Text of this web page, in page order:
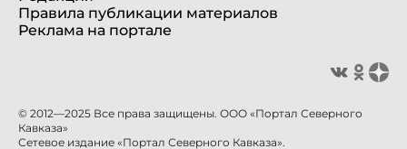
Правила публикации материалов
Реклама на портале
© 2012—2025 Все права защищены. ООО «Портал Северного
Кавказа»
Сетевое издание «Портал Северного Кавказа».